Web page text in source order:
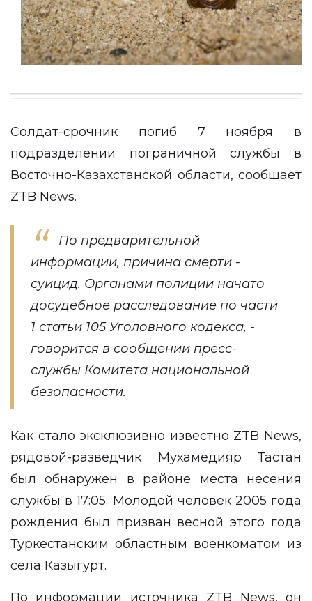
Солдат-срочник погиб 7 ноября в
подразделении пограничной службы в
Восточно-Казахстанской области, сообщает
ZTB News.
По предварительной
информации, причина смерти -
суицид. Органами полиции начато
досудебное расследование по части
1 статьи 105 Уголовного кодекса, -
говорится в сообщении пресс-
службы Комитета национальной
безопасности.
Как стало эксклюзивно известно ZTB News,
рядовой-разведчик Мухамедияр Тастан
был обнаружен в районе места несения
службы в 17:05. Молодой человек 2005 года
рождения был призван весной этого года
Туркестанским областным военкоматом из
села Казыгурт.
По информации источника ZTB News, он